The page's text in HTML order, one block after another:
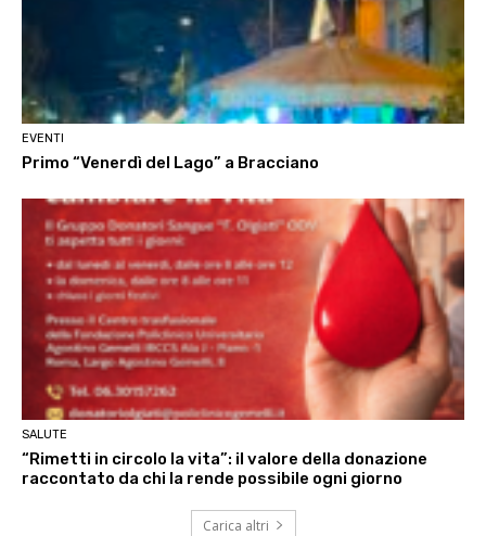
EVENTI
Primo “Venerdì del Lago” a Bracciano
SALUTE
“Rimetti in circolo la vita”: il valore della donazione
raccontato da chi la rende possibile ogni giorno
Carica altri